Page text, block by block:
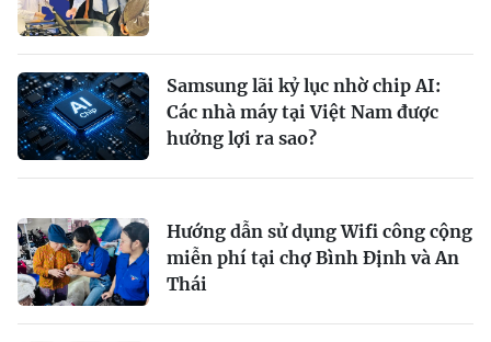
Samsung lãi kỷ lục nhờ chip AI:
Các nhà máy tại Việt Nam được
hưởng lợi ra sao?
Hướng dẫn sử dụng Wifi công cộng
miễn phí tại chợ Bình Định và An
Thái